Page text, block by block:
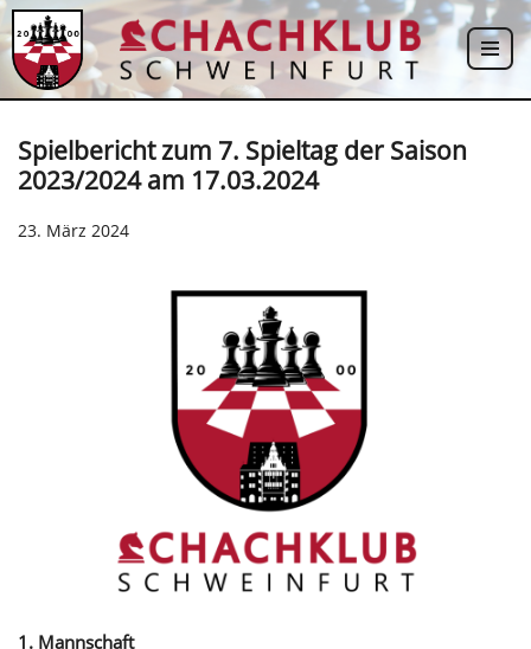
Zum
Inhalt
Spielbericht zum 7. Spieltag der Saison
2023/2024 am 17.03.2024
23. März 2024
1. Mannschaft